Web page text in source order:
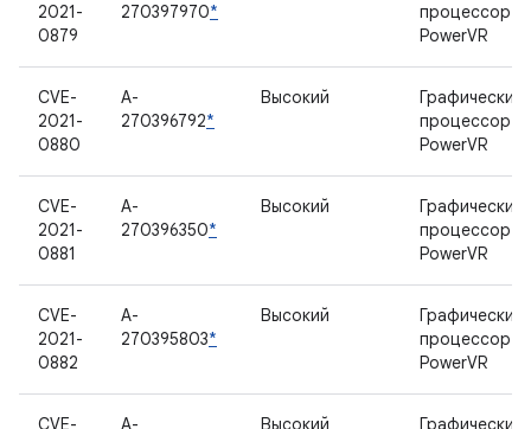
2021-
0879
270397970*
процессор
PowerVR
CVE-
2021-
0880
A-
270396792*
Высокий
Графический
процессор
PowerVR
CVE-
2021-
0881
A-
270396350*
Высокий
Графический
процессор
PowerVR
CVE-
2021-
0882
A-
270395803*
Высокий
Графический
процессор
PowerVR
CVE-
A-
Высокий
Графический